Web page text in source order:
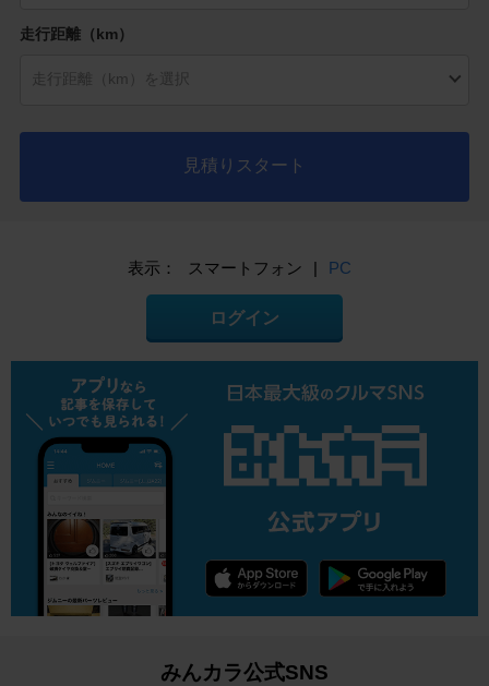
走行距離（km）
見積りスタート
表示： スマートフォン | PC
ログイン
みんカラ公式SNS